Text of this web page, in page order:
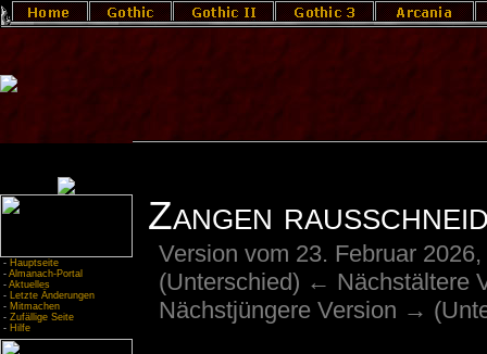
- Hauptseite
- Almanach-Portal
- Aktuelles
- Letzte Änderungen
- Mitmachen
- Zufällige Seite
- Hilfe
Zangen
Version vom 23. Februar
(Unterschied) ← Nächstältere
Nächstjüngere Version →